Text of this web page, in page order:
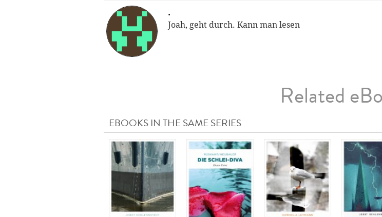
.
Joah, geht durch. Kann man lesen
Related
EBOOKS IN THE SAME SERIES